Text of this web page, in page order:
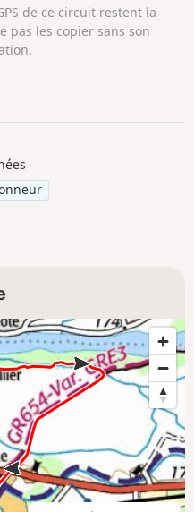
de ce circuit restent la
pas les copier sans son